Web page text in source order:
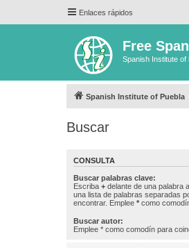
Enlaces rápidos
Free
Spanish Institute of
Spanish Institute of Puebla
Buscar
CONSULTA
Buscar palabras clave:
Escriba + delante de una palabra
una lista de palabras separadas
encontrar. Emplee * como
Buscar autor:
Emplee * como comodín para